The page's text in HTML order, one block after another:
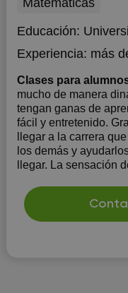
Matemáticas
Educación:
Experiencia: más
Clases para
mucho de manera
tengan ganas de
fácil y entretenido.
llegar a la carrera
los demás y
llegar. La sensación